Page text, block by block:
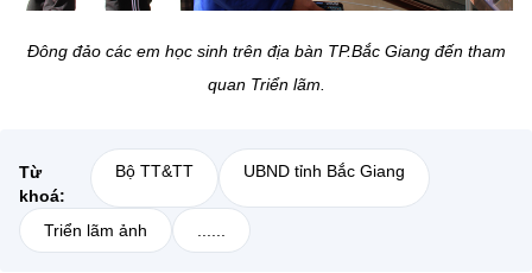
Đông đảo các em học sinh trên địa bàn TP.Bắc Giang đến tham
quan Triển lãm.
Từ
khoá:
Bộ TT&TT UBND tỉnh Bắc Giang
Triển lãm ảnh